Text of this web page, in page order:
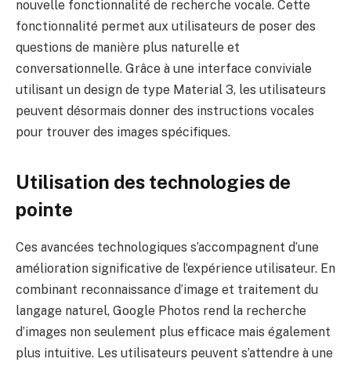
nouvelle fonctionnalité de recherche vocale. Cette
fonctionnalité permet aux utilisateurs de poser des
questions de manière plus naturelle et
conversationnelle. Grâce à une interface conviviale
utilisant un design de type Material 3, les utilisateurs
peuvent désormais donner des instructions vocales
pour trouver des images spécifiques.
Utilisation des technologies de
pointe
Ces avancées technologiques s’accompagnent d’une
amélioration significative de l’expérience utilisateur. En
combinant reconnaissance d’image et traitement du
langage naturel, Google Photos rend la recherche
d’images non seulement plus efficace mais également
plus intuitive. Les utilisateurs peuvent s’attendre à une